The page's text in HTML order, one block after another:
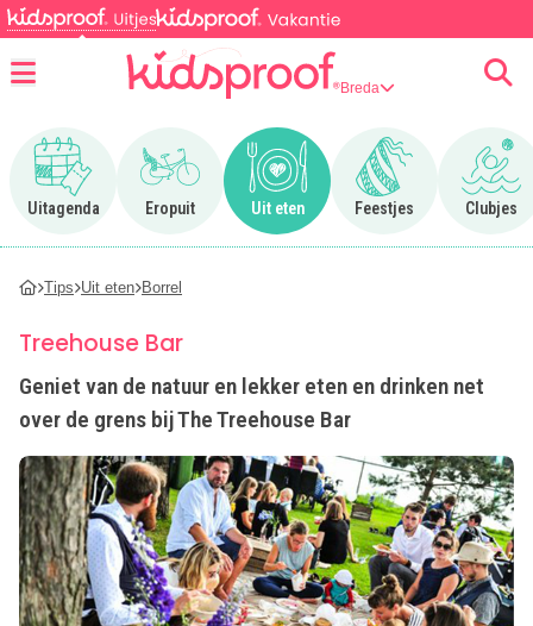
Breda
Uitagenda
Ga naar Uitagenda
Eropuit
Ga naar Eropuit
Uit eten
Ga naar Uit eten
Feestjes
Ga naar Feestjes
Clubjes
Ga
Tips Uit eten Borrel
Treehouse Bar
Geniet van de natuur en lekker eten en drinken net
over de grens bij The Treehouse Bar